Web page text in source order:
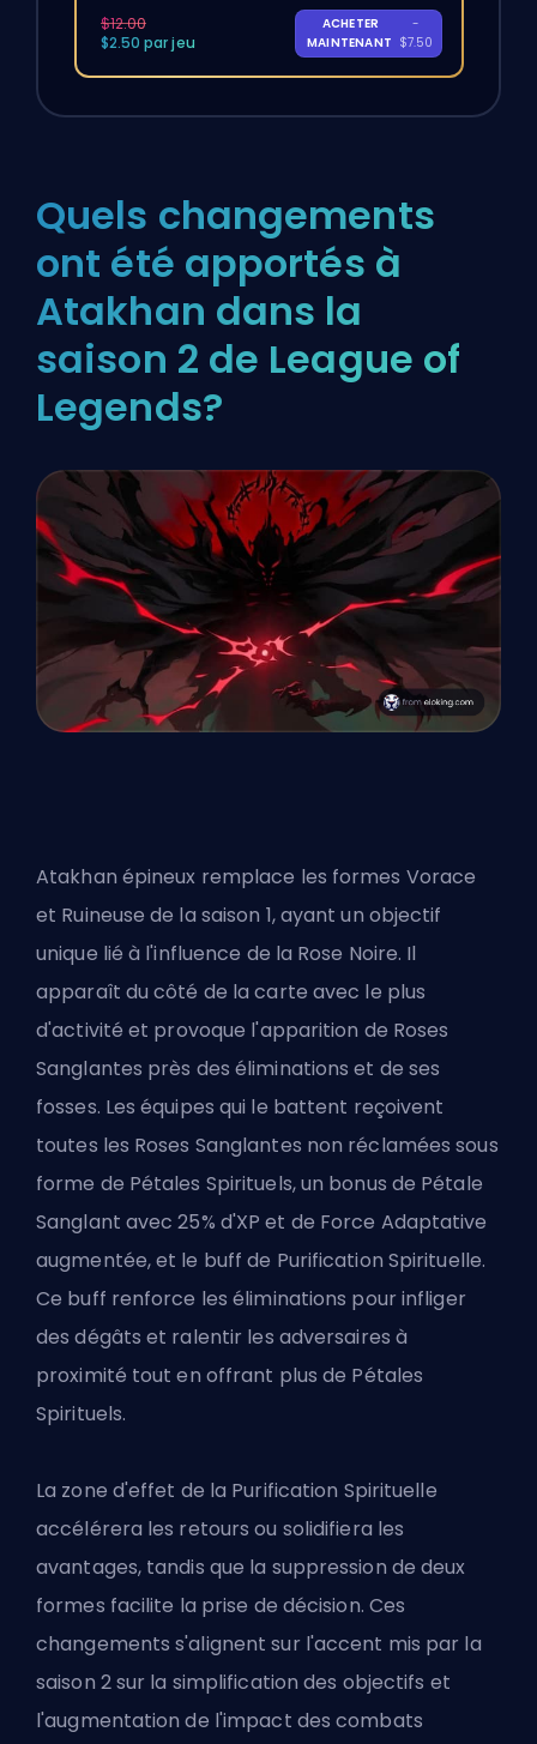
$12.00
$2.50 par jeu
ACHETER
MAINTENANT
-
$7.50
Quels changements
ont été apportés à
Atakhan dans la
saison 2 de League of
Legends?
Atakhan épineux remplace les formes Vorace
et Ruineuse de la saison 1, ayant un objectif
unique lié à l'influence de la Rose Noire. Il
apparaît du côté de la carte avec le plus
d'activité et provoque l'apparition de Roses
Sanglantes près des éliminations et de ses
fosses. Les équipes qui le battent reçoivent
toutes les Roses Sanglantes non réclamées sous
forme de Pétales Spirituels, un bonus de Pétale
Sanglant avec 25% d'XP et de Force Adaptative
augmentée, et le buff de Purification Spirituelle.
Ce buff renforce les éliminations pour infliger
des dégâts et ralentir les adversaires à
proximité tout en offrant plus de Pétales
Spirituels.
La zone d'effet de la Purification Spirituelle
accélérera les retours ou solidifiera les
avantages, tandis que la suppression de deux
formes facilite la prise de décision. Ces
changements s'alignent sur l'accent mis par la
saison 2 sur la simplification des objectifs et
l'augmentation de l'impact des combats